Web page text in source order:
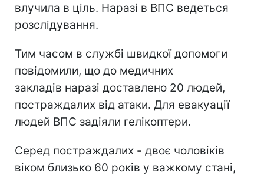
влучила в ціль. Наразі в ВПС ведеться
розслідування.
Тим часом в службі швидкої допомоги
повідомили, що до медичних
закладів наразі доставлено 20 людей,
постраждалих від атаки. Для евакуації
людей ВПС задіяли гелікоптери.
Серед постраждалих - двоє чоловіків
віком близько 60 років у важкому стані,